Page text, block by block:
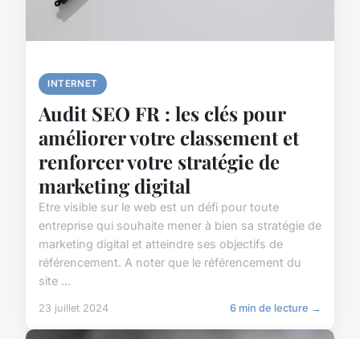
INTERNET
Audit SEO FR : les clés pour
améliorer votre classement et
renforcer votre stratégie de
marketing digital
Etre visible sur le web est un défi pour toute
entreprise qui souhaite mener à bien sa stratégie de
marketing digital et atteindre ses objectifs de
référencement. A noter que le référencement du
site ...
23 juillet 2024 6 min de lecture →